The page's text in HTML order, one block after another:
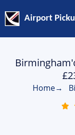
Airport
Home→